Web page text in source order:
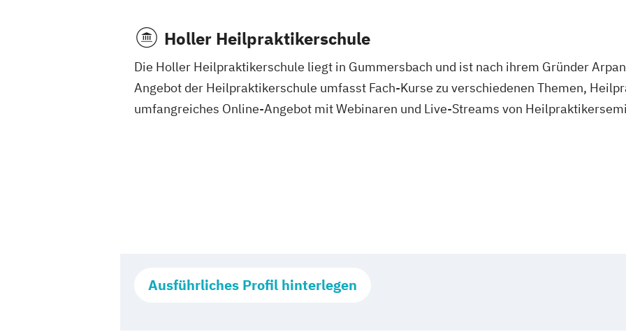
Holler Heilpraktikerschule
Die Holler Heilpraktikerschule liegt in Gummersbach und ist nach ihrem Gründer
Angebot der Heilpraktikerschule umfasst Fach-Kurse zu verschiedenen Themen,
umfangreiches Online-Angebot mit Webinaren und Live-Streams von
Ausführliches Profil hinterlegen